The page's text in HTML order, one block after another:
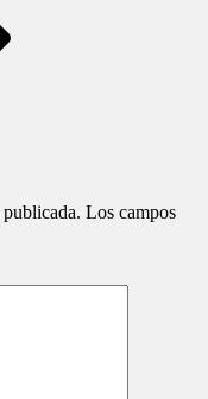
Los campos